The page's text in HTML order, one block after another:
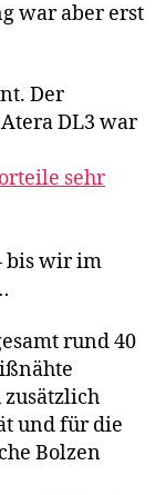
war aber erst
Der
DL3 war
sehr
bis wir im
rund 40
zusätzlich
und für die
Bolzen